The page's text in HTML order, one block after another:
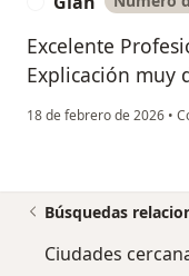
Excelente
Explicación muy
18 de febrero de 2026 •
Búsquedas
Ciudades